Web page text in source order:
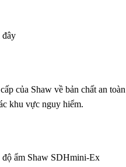
đây
của Shaw về bản chất an
khu vực nguy hiểm.
độ ẩm Shaw SDHmini-Ex